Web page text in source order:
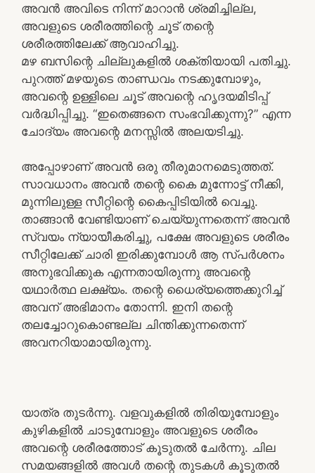
അവൻ അവിടെ നിന്ന് മാറാൻ ശ്രമിച്ചില്ല,
അവളുടെ ശരീരത്തിന്റെ ചൂട് തന്റെ
ശരീരത്തിലേക്ക് ആവാഹിച്ചു.
മഴ ബസിന്റെ ചില്ലുകളിൽ ശക്തിയായി പതിച്ചു.
പുറത്ത് മഴയുടെ താണ്ഡവം നടക്കുമ്പോഴും,
അവന്റെ ഉള്ളിലെ ചൂട് അവന്റെ ഹൃദയമിടിപ്പ്
വർദ്ധിപ്പിച്ചു. “ഇതെങ്ങനെ സംഭവിക്കുന്നു?” എന്ന
ചോദ്യം അവന്റെ മനസ്സിൽ അലയടിച്ചു.
അപ്പോഴാണ് അവൻ ഒരു തീരുമാനമെടുത്തത്.
സാവധാനം അവൻ തന്റെ കൈ മുന്നോട്ട് നീക്കി,
മുന്നിലുള്ള സീറ്റിന്റെ കൈപ്പിടിയിൽ വെച്ചു.
താങ്ങാൻ വേണ്ടിയാണ് ചെയ്യുന്നതെന്ന് അവൻ
സ്വയം ന്യായീകരിച്ചു, പക്ഷേ അവളുടെ ശരീരം
സീറ്റിലേക്ക് ചാരി ഇരിക്കുമ്പോൾ ആ സ്പർശനം
അനുഭവിക്കുക എന്നതായിരുന്നു അവന്റെ
യഥാർത്ഥ ലക്ഷ്യം. തന്റെ ധൈര്യത്തെക്കുറിച്ച്
അവന് അഭിമാനം തോന്നി. ഇനി തന്റെ
തലച്ചോറുകൊണ്ടല്ല ചിന്തിക്കുന്നതെന്ന്
അവനറിയാമായിരുന്നു.
യാത്ര തുടർന്നു. വളവുകളിൽ തിരിയുമ്പോളും
കുഴികളിൽ ചാടുമ്പോളും അവളുടെ ശരീരം
അവന്റെ ശരീരത്തോട് കൂടുതൽ ചേർന്നു. ചില
സമയങ്ങളിൽ അവൾ തന്റെ തുടകൾ കൂടുതൽ